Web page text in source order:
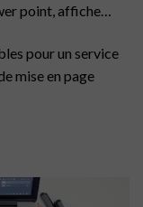
point, affiche…
pour un service
mise en page